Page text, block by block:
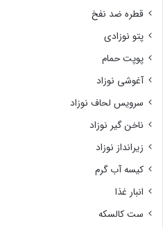
قطره ضد نفخ
پتو نوزادی
پوپت حمام
آغوشی نوزاد
سرویس لحاف نوزاد
ناخن گیر نوزاد
زیرانداز نوزاد
کیسه آب گرم
انبار غذا
ست کالسکه